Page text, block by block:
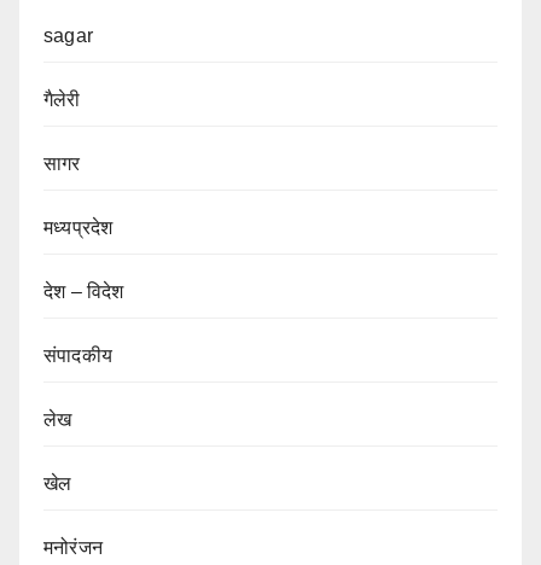
sagar
गैलेरी
सागर
मध्यप्रदेश
देश – विदेश
संपादकीय
लेख
खेल
मनोरंजन